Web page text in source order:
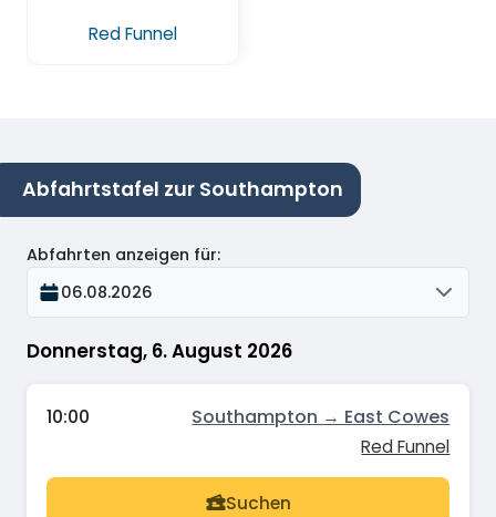
Red Funnel
Abfahrtstafel zur Southampton
Donnerstag, 6. August 2026
Abfahrten anzeigen für:
06.08.2026
10:00 Southampton → East Cowes
Red Funnel
Suchen